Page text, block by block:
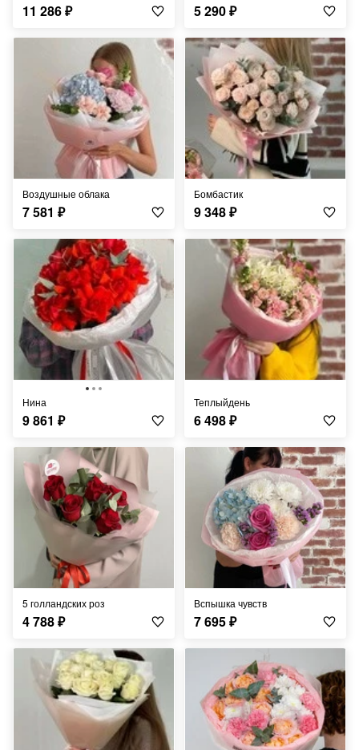
11 286₽ 5 290₽
Воздушные облака
7 581 ₽
Бомбастик
9 348₽
Нина
9 861 ₽
Теплыйдень
6 498₽
5 голландских роз
4 788₽
Вспышка чувств
7 695₽